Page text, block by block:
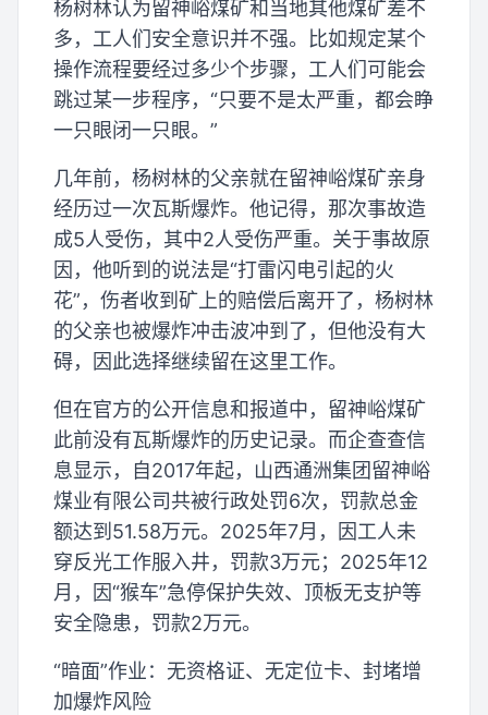
杨树林认为留神峪煤矿和当地其他煤矿差不
多，工人们安全意识并不强。比如规定某个
操作流程要经过多少个步骤，工人们可能会
跳过某一步程序，“只要不是太严重，都会睁
一只眼闭一只眼。”
几年前，杨树林的父亲就在留神峪煤矿亲身
经历过一次瓦斯爆炸。他记得，那次事故造
成5人受伤，其中2人受伤严重。关于事故原
因，他听到的说法是“打雷闪电引起的火
花”，伤者收到矿上的赔偿后离开了，杨树林
的父亲也被爆炸冲击波冲到了，但他没有大
碍，因此选择继续留在这里工作。
但在官方的公开信息和报道中，留神峪煤矿
此前没有瓦斯爆炸的历史记录。而企查查信
息显示，自2017年起，山西通洲集团留神峪
煤业有限公司共被行政处罚6次，罚款总金
额达到51.58万元。2025年7月，因工人未
穿反光工作服入井，罚款3万元；2025年12
月，因“猴车”急停保护失效、顶板无支护等
安全隐患，罚款2万元。
“暗面”作业：无资格证、无定位卡、封堵增
加爆炸风险